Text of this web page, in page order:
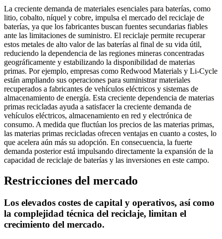
La creciente demanda de materiales esenciales para baterías, como
litio, cobalto, níquel y cobre, impulsa el mercado del reciclaje de
baterías, ya que los fabricantes buscan fuentes secundarias fiables
ante las limitaciones de suministro. El reciclaje permite recuperar
estos metales de alto valor de las baterías al final de su vida útil,
reduciendo la dependencia de las regiones mineras concentradas
geográficamente y estabilizando la disponibilidad de materias
primas. Por ejemplo, empresas como Redwood Materials y Li-Cycle
están ampliando sus operaciones para suministrar materiales
recuperados a fabricantes de vehículos eléctricos y sistemas de
almacenamiento de energía. Esta creciente dependencia de materias
primas recicladas ayuda a satisfacer la creciente demanda de
vehículos eléctricos, almacenamiento en red y electrónica de
consumo. A medida que fluctúan los precios de las materias primas,
las materias primas recicladas ofrecen ventajas en cuanto a costes, lo
que acelera aún más su adopción. En consecuencia, la fuerte
demanda posterior está impulsando directamente la expansión de la
capacidad de reciclaje de baterías y las inversiones en este campo.
Restricciones del mercado
Los elevados costes de capital y operativos, así como
la complejidad técnica del reciclaje, limitan el
crecimiento del mercado.